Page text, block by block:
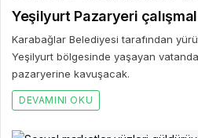
Yeşilyurt Pazaryeri
Karabağlar Belediyesi tarafından
Yeşilyurt bölgesinde yaşayan
pazaryerine kavuşacak.
DEVAMINI OKU